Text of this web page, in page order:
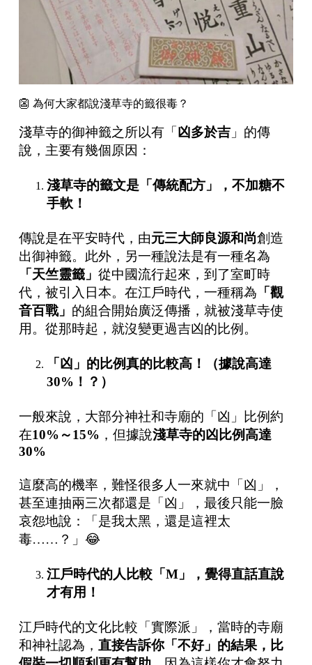
👺 為何大家都說淺草寺的籤很毒？
淺草寺的御神籤之所以有「 凶多於吉」的傳
說，主要有幾個原因：
淺草寺的籤文是「傳統配方」，不加糖不
手軟！
傳說是在平安時代，由元三大師良源和尚創造
出御神籤。此外，另一種說法是有一種名為
「 天竺靈籤」 從中國流行起來，到了室町時
代，被引入日本。 在江戶時代，一種稱為 「 觀
音百戰」 的組合開始廣泛傳播，就被淺草寺使
用。從那時起，就沒變更過吉凶的比例。
「凶」的比例真的比較高！（據說高達
30% ！？）
一般來說，大部分神社和寺廟的「凶」比例約
在10% ～15% ，但據說淺草寺的凶比例高達
30%
這麼高的機率，難怪很多人一來就中「凶」，
甚至連抽兩三次都還是「凶」，最後只能一臉
哀怨地說：「是我太黑，還是這裡太
毒……？」😂
江戶時代的人比較「 M」，覺得直話直說
才有用！
江戶時代的文化比較「實際派」，當時的寺廟
和神社認為， 直接告訴你「不好」的結果，比